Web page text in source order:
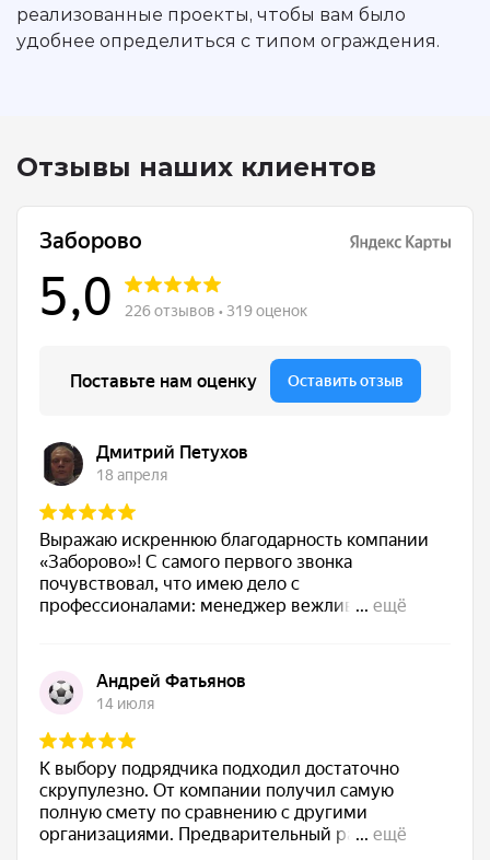
реализованные проекты, чтобы вам было
удобнее определиться с типом ограждения.
Отзывы наших клиентов